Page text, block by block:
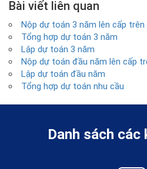
Bài viết liên quan
Nộp dự toán 3 năm lên cấp trên
Tổng hợp dự toán 3 năm
Lập dự toán 3 năm
Nộp dự toán đầu năm lên cấp
Lập dự toán đầu năm
Tổng hợp dự toán nhu cầu
Danh sách các